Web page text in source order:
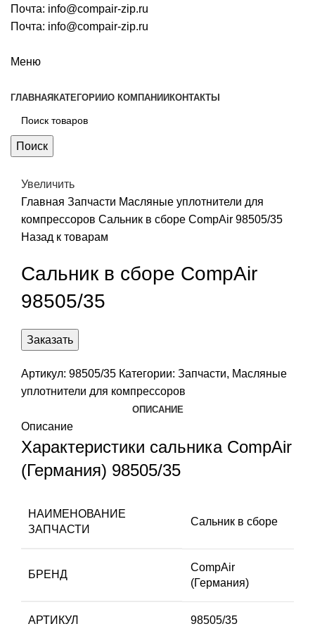
Почта: info@compair-zip.ru
Почта: info@compair-zip.ru
Меню
ГЛАВНАЯ КАТЕГОРИИО КОМПАНИИ КОНТАКТЫ
Поиск
Увеличить
Главная Запчасти Масляные уплотнители для
компрессоров Сальник в сборе CompAir 98505/35
Назад к товарам
Сальник в сборе CompAir
98505/35
Заказать
Артикул: 98505/35 Категории: Запчасти, Масляные
уплотнители для компрессоров
ОПИСАНИЕ
Описание
Характеристики сальника CompAir
(Германия) 98505/35
НАИМЕНОВАНИЕ
ЗАПЧАСТИ
Сальник в сборе
БРЕНД
CompAir
(Германия)
АРТИКУЛ 98505/35